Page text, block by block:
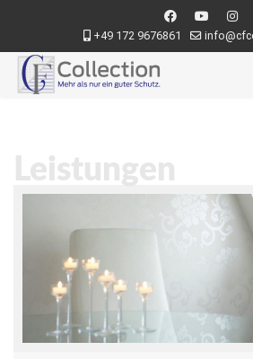
+49 172 9676861
Leistungen